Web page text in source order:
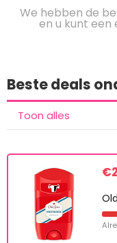
We hebben de
en u kunt
Beste deals
Toon alles
€